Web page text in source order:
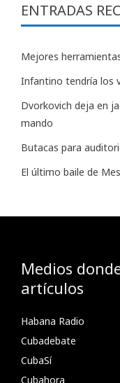
ENTRADAS
Mejores
Infantino tendría los
Dvorkovich deja en
mando
Butacas para
El último baile de
Medios
artículos
Habana Radio
Cubadebate
CubaSí
Cubahora